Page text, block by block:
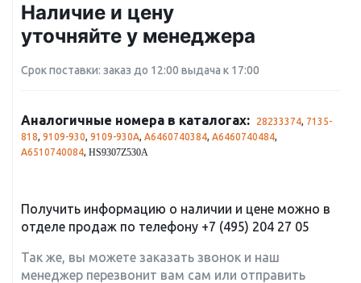
Наличие и цену
уточняйте у менеджера
Срок поставки: заказ до 12:00 выдача к 17:00
Аналогичные номера в каталогах: 28233374, 7135-
818, 9109-930, 9109-930A, A6460740384, A6460740484,
A6510740084, HS9307Z530A
Получить информацию о наличии и цене можно в
отделе продаж по телефону +7 (495) 204 27 05
Так же, вы можете заказать звонок и наш
менеджер перезвонит вам сам или отправить